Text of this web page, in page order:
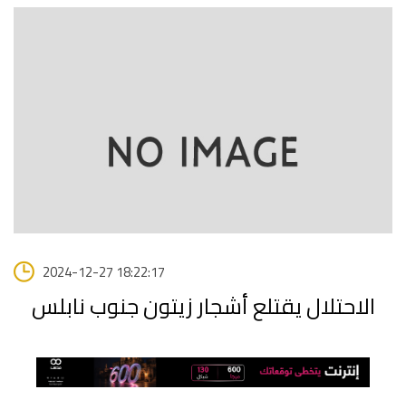
2024-12-27 18:22:17
الاحتلال يقتلع أشجار زيتون جنوب نابلس